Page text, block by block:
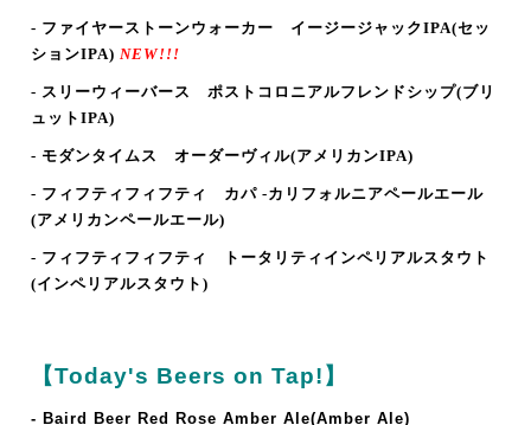
- ファイヤーストーンウォーカー イージージャックIPA(セッ
ションIPA) NEW!!!
- スリーウィーバース ポストコロニアルフレンドシップ(ブリ
ュットIPA)
- モダンタイムス オーダーヴィル(アメリカンIPA)
- フィフティフィフティ カパ -カリフォルニアペールエール
(アメリカンペールエール)
- フィフティフィフティ トータリティインペリアルスタウト
(インペリアルスタウト)
【Today's Beers on Tap!】
- Baird Beer Red Rose Amber Ale(Amber Ale)